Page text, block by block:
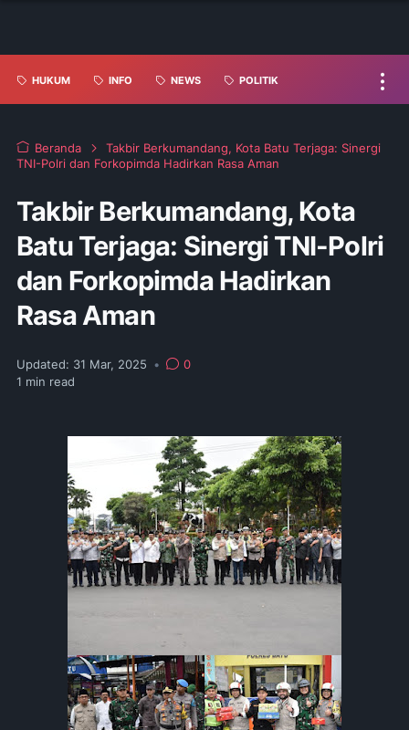
HUKUM INFO NEWS POLITIK
Beranda
Takbir Berkumandang, Kota Batu Terjaga: Sinergi
TNI-Polri dan Forkopimda Hadirkan Rasa Aman
Takbir Berkumandang, Kota
Batu Terjaga: Sinergi TNI-Polri
dan Forkopimda Hadirkan
Rasa Aman
Updated: 31 Mar, 2025 •
0
1 min read